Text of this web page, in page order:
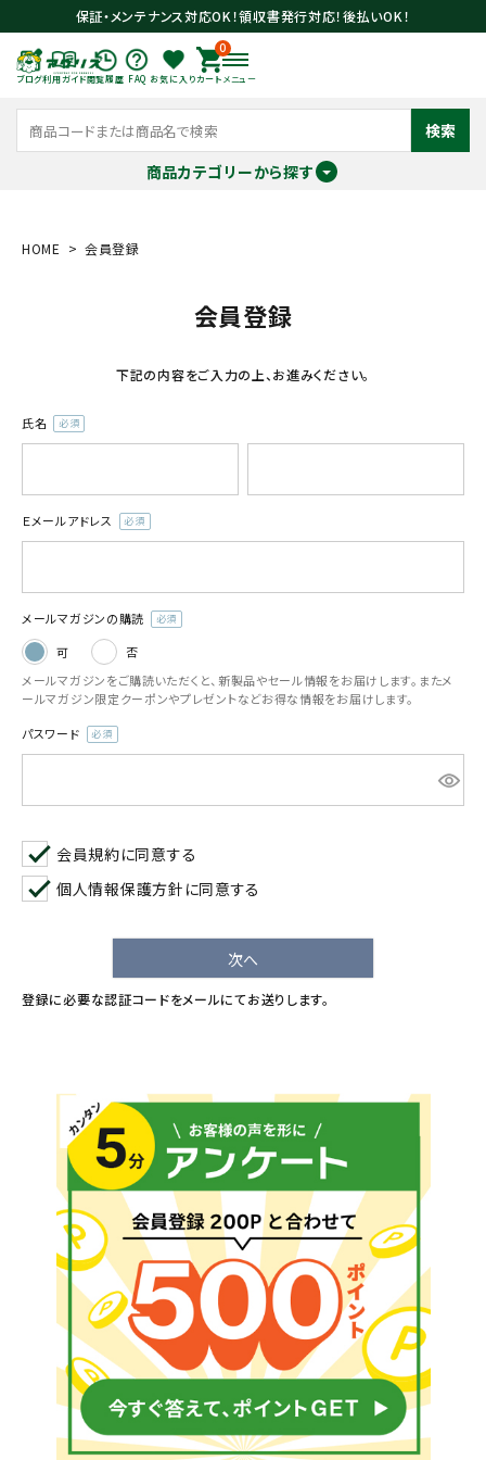
保証・メンテナンス対応OK！領収書発行対応！後払いOK！
ブログ利用ガイド閲覧履歴 FAQ お気に入り
0
カート メニュー
検索
商品カテゴリーから探す
meeting_room ログイン
search
お気に入り一覧
農業機械
農業資材
作業用品
レンタル
ブログ
FAQ
メールでのお問い合わせ
info@agriz.net
FAXでのご注文
0739-72-453224時間受付
HOME 会員登録
会員登録
下記の内容をご入力の上、お進みください。
氏名
(必
Ｅメールアドレス
(必
メールマガジンの購読
可
否
メールマガジンをご購読いただくと、新製品やセール情報をお届けします。またメ
ールマガジン限定クーポンやプレゼントなどお得な情報をお届けします。
パスワード
(必
会員規約に同意する
個人情報保護方針 に同意する
次へ
登録に必要な認証コードをメールにてお送りします。